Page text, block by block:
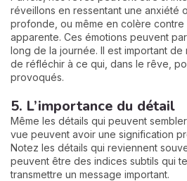
réveillons en ressentant une anxiété
profonde, ou même en colère contre
apparente. Ces émotions peuvent
long de la journée. Il est important
de réfléchir à ce qui, dans le rêve,
provoqués.
5. L’importance du détail
Même les détails qui peuvent
vue peuvent avoir une signification
Notez les détails qui reviennent
peuvent être des indices subtils qui
transmettre un message important.